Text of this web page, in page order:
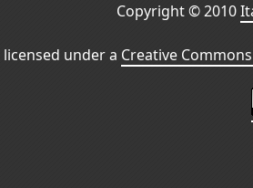
Copyright © 2010
under a Creative